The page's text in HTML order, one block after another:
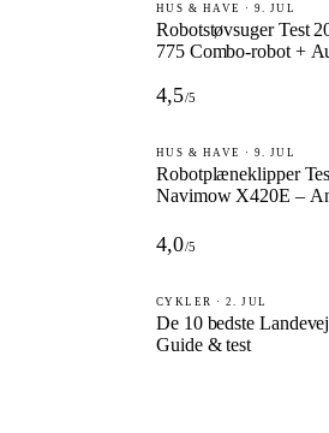
HUS & HAVE · 9. JUL
Robotstøvsuger Test
775 Combo-robot +
4,5/5
HUS & HAVE · 9. JUL
Robotplæneklipper
Navimow X420E –
4,0/5
CYKLER · 2. JUL
De 10 bedste
Guide & test